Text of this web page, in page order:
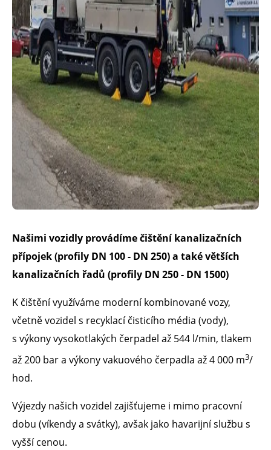
Našimi vozidly provádíme čištění kanalizačních
přípojek (profily DN 100 - DN 250) a také větších
kanalizačních řadů (profily DN 250 - DN 1500)
K čištění využíváme moderní kombinované vozy,
včetně vozidel s recyklací čisticího média (vody),
s výkony vysokotlakých čerpadel až 544 l/min, tlakem
až 200 bar a výkony vakuového čerpadla až 4 000 m3/
hod.
Výjezdy našich vozidel zajišťujeme i mimo pracovní
dobu (víkendy a svátky), avšak jako havarijní službu s
vyšší cenou.